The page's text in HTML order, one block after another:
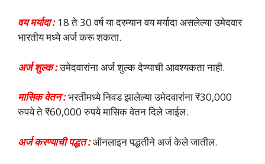
वय मर्यादा :18 ते 30 वर्ष या दरम्यान वय मर्यादा असलेल्या उमेदवार
भारतीय मध्ये अर्ज करू शकता.
अर्ज शुल्क :उमेदवारांना अर्ज शुल्क देण्याची आवश्यकता नाही.
मासिक वेतन :भरतीमध्ये निवड झालेल्या उमेदवारांना ₹30,000
रुपये ते ₹60,000 रुपये मासिक वेतन दिले जाईल.
अर्ज करण्याची पद्धत :ऑनलाइन पद्धतीने अर्ज केले जातील.